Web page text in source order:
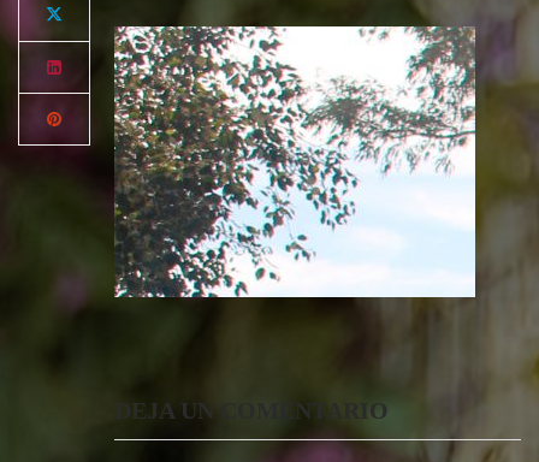
DEJA UN COMENTARIO